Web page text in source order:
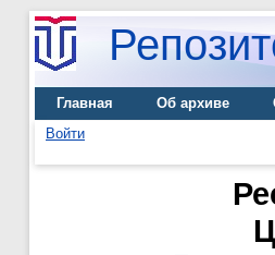
Главная Об архиве
Войти